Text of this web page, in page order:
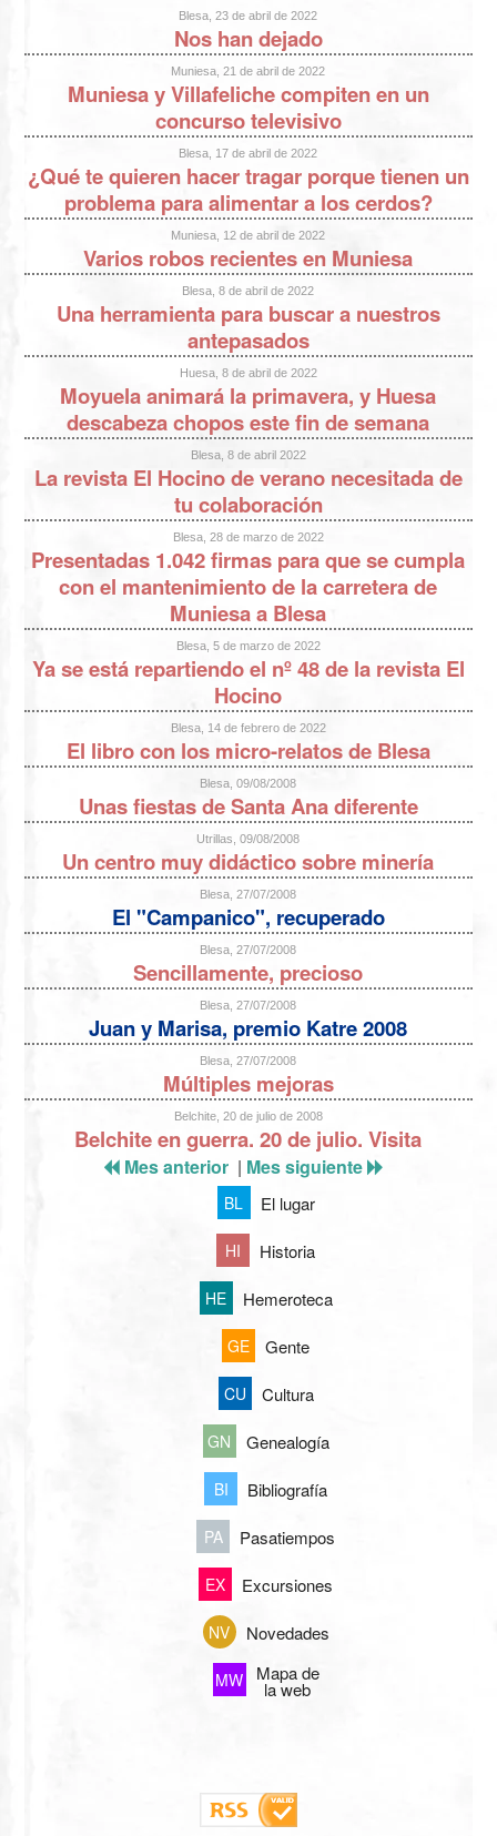
Blesa, 23 de abril de 2022
Nos han dejado
Muniesa, 21 de abril de 2022
Muniesa y Villafeliche compiten en un
concurso televisivo
Blesa, 17 de abril de 2022
¿Qué te quieren hacer tragar porque tienen un
problema para alimentar a los cerdos?
Muniesa, 12 de abril de 2022
Varios robos recientes en Muniesa
Blesa, 8 de abril de 2022
Una herramienta para buscar a nuestros
antepasados
Huesa, 8 de abril de 2022
Moyuela animará la primavera, y Huesa
descabeza chopos este fin de semana
Blesa, 8 de abril 2022
La revista El Hocino de verano necesitada de
tu colaboración
Blesa, 28 de marzo de 2022
Presentadas 1.042 firmas para que se cumpla
con el mantenimiento de la carretera de
Muniesa a Blesa
Blesa, 5 de marzo de 2022
Ya se está repartiendo el nº 48 de la revista El
Hocino
Blesa, 14 de febrero de 2022
El libro con los micro-relatos de Blesa
Blesa, 09/08/2008
Unas fiestas de Santa Ana diferente
Utrillas, 09/08/2008
Un centro muy didáctico sobre minería
Blesa, 27/07/2008
El "Campanico", recuperado
Blesa, 27/07/2008
Sencillamente, precioso
Blesa, 27/07/2008
Juan y Marisa, premio Katre 2008
Blesa, 27/07/2008
Múltiples mejoras
Belchite, 20 de julio de 2008
Belchite en guerra. 20 de julio. Visita
Mes anterior | Mes siguiente
BL El lugar
HI Historia
HE Hemeroteca
GE Gente
CU Cultura
GN Genealogía
BI Bibliografía
PA Pasatiempos
EX Excursiones
NV Novedades
MW Mapa de
la web